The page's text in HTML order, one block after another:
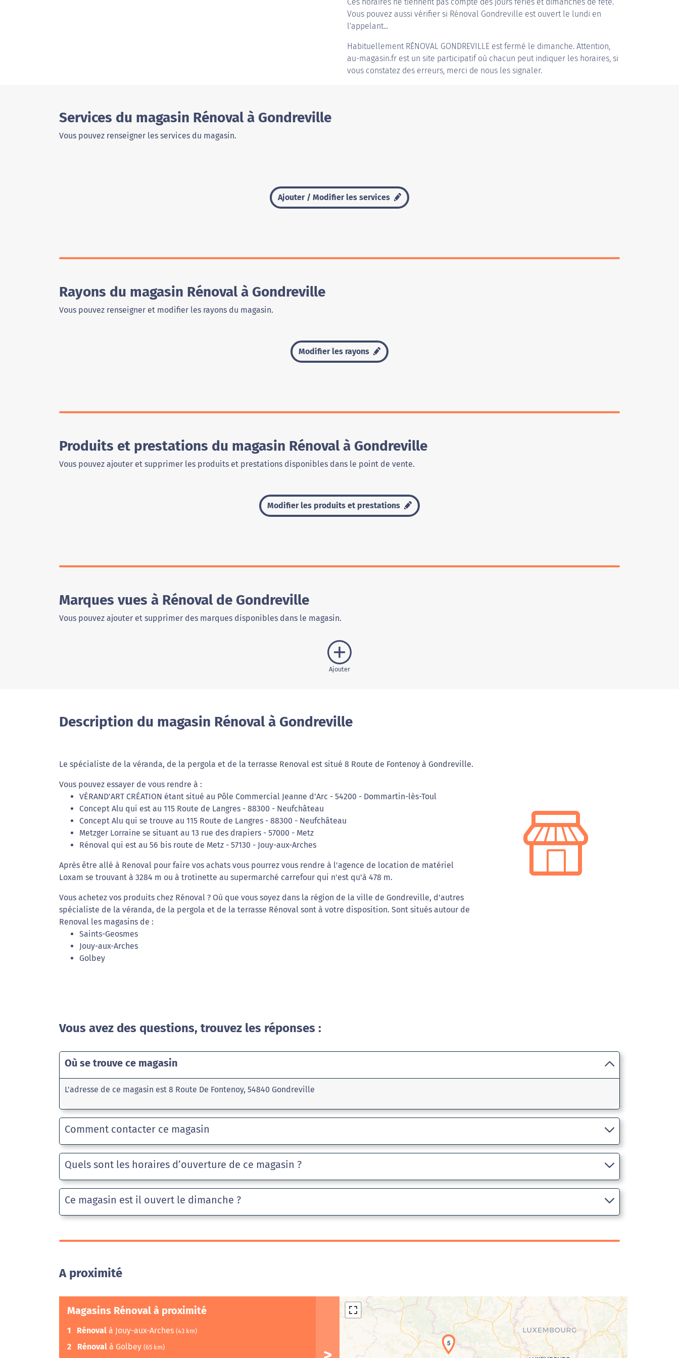
Vous pouvez aussi vérifier si Rénoval Gondreville est ouvert le lundi en
l'appelant...
Habituellement RÉNOVAL GONDREVILLE est fermé le dimanche. Attention,
au-magasin.fr est un site participatif où chacun peut indiquer les horaires, si
vous constatez des erreurs, merci de nous les signaler.
Services du magasin Rénoval à Gondreville
Vous pouvez renseigner les services du magasin.
Ajouter / Modifier les services
Rayons du magasin Rénoval à Gondreville
Vous pouvez renseigner et modifier les rayons du magasin.
Modifier les rayons
Produits et prestations du magasin Rénoval à Gondreville
Vous pouvez ajouter et supprimer les produits et prestations disponibles dans le point de vente.
Modifier les produits et prestations
Marques vues à Rénoval de Gondreville
Vous pouvez ajouter et supprimer des marques disponibles dans le magasin.
Ajouter
Description du magasin Rénoval à Gondreville
Le spécialiste de la véranda, de la pergola et de la terrasse Renoval est situé 8 Route de Fontenoy à Gondreville.
Vous pouvez essayer de vous rendre à :
VÉRAND'ART CRÉATION étant situé au Pôle Commercial Jeanne d'Arc - 54200 - Dommartin-lès-Toul
Concept Alu qui est au 115 Route de Langres - 88300 - Neufchâteau
Concept Alu qui se trouve au 115 Route de Langres - 88300 - Neufchâteau
Metzger Lorraine se situant au 13 rue des drapiers - 57000 - Metz
Rénoval qui est au 56 bis route de Metz - 57130 - Jouy-aux-Arches
Après être allé à Renoval pour faire vos achats vous pourrez vous rendre à l'agence de location de matériel
Loxam se trouvant à 3284 m ou à trotinette au supermarché carrefour qui n'est qu'à 478 m.
Vous achetez vos produits chez Rénoval ? Où que vous soyez dans la région de la ville de Gondreville, d'autres
spécialiste de la véranda, de la pergola et de la terrasse Rénoval sont à votre disposition. Sont situés autour de
Renoval les magasins de :
Saints-Geosmes
Jouy-aux-Arches
Golbey
Vous avez des questions, trouvez les réponses :
Où se trouve ce magasin
L'adresse de ce magasin est 8 Route De Fontenoy, 54840 Gondreville
Comment contacter ce magasin
Quels sont les horaires d’ouverture de ce magasin ?
Ce magasin est il ouvert le dimanche ?
A proximité
Magasins Rénoval à proximité
1 Rénoval à Jouy-aux-Arches (43 km)
2 Rénoval à Golbey (65 km) 5